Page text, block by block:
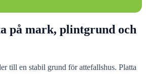
på mark, plintgrund och
till en stabil grund för attefallshus. Platta